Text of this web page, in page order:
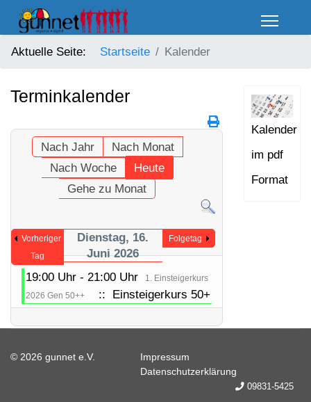
Aktuelle Seite: Startseite Kalender
Terminkalender
Nach Jahr
Nach Monat
Nach Woche
Heute
Gehe zu Monat
Vorheriger
Tag
Dienstag, 16.
Juni 2026
Folgetag
19:00 Uhr - 21:00 Uhr
1. Einsteigerkurs
2026 Gen 50++
:: Einsteigerkurs 50+
Kalender
im pdf
Format
© 2026 gunnet e.V.
Impressum
Datenschutzerklärung
09831-5425